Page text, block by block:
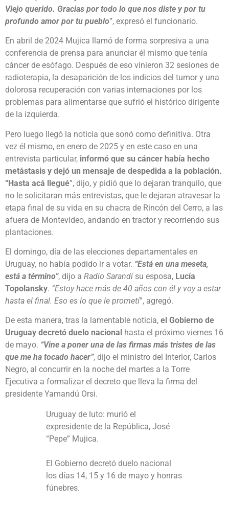
Viejo querido. Gracias por todo lo que nos diste y por tu
profundo amor por tu pueblo”, expresó el funcionario.
En abril de 2024 Mujica llamó de forma sorpresiva a una
conferencia de prensa para anunciar él mismo que tenía
cáncer de esófago. Después de eso vinieron 32 sesiones de
radioterapia, la desaparición de los indicios del tumor y una
dolorosa recuperación con varias internaciones por los
problemas para alimentarse que sufrió el histórico dirigente
de la izquierda.
Pero luego llegó la noticia que sonó como definitiva. Otra
vez él mismo, en enero de 2025 y en este caso en una
entrevista particular, informó que su cáncer había hecho
metástasis y dejó un mensaje de despedida a la población.
“Hasta acá llegué”, dijo, y pidió que lo dejaran tranquilo, que
no le solicitaran más entrevistas, que le dejaran atravesar la
etapa final de su vida en su chacra de Rincón del Cerro, a las
afuera de Montevideo, andando en tractor y recorriendo sus
plantaciones.
El domingo, día de las elecciones departamentales en
Uruguay, no había podido ir a votar. “Está en una meseta,
está a término”, dijo a Radio Sarandísu esposa, Lucía
Topolansky. “Estoy hace más de 40 años con él y voy a estar
hasta el final. Eso es lo que le prometí”, agregó.
De esta manera, tras la lamentable noticia, el Gobierno de
Uruguay decretó duelo nacional hasta el próximo viernes 16
de mayo. “Vine a poner una de las firmas más tristes de las
que me ha tocado hacer”, dijo el ministro del Interior, Carlos
Negro, al concurrir en la noche del martes a la Torre
Ejecutiva a formalizar el decreto que lleva la firma del
presidente Yamandú Orsi.
Uruguay de luto: murió el
expresidente de la República, José
“Pepe” Mujica.
El Gobierno decretó duelo nacional
los días 14, 15 y 16 de mayo y honras
fúnebres.